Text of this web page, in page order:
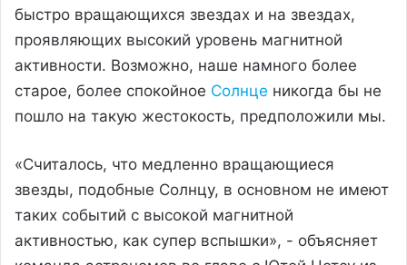
быстро вращающихся звездах и на звездах,
проявляющих высокий уровень магнитной
активности. Возможно, наше намного более
старое, более спокойное Солнце никогда бы не
пошло на такую ​​жестокость, предположили мы.
«Считалось, что медленно вращающиеся
звезды, подобные Солнцу, в основном не имеют
таких событий с высокой магнитной
активностью, как супер вспышки», - объясняет